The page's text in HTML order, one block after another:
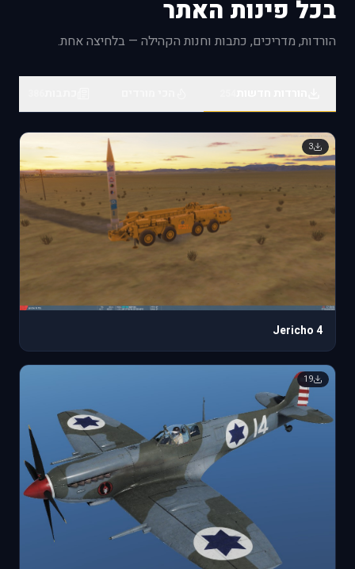
Simulations]
14bu) is now available for pre-orde
בכל פינות האתר
הורדות, מדריכים, כתבות וחנות הקהילה — בלחיצה אחת.
3
Jericho 4
19